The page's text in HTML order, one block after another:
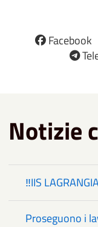
Facebook
Notizie
‼️IIS
Proseguono i